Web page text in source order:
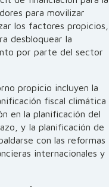
para movilizar
los factores propicios,
desbloquear la
por parte del sector
propicio incluyen la
fiscal climática
en la planificación del
y la planificación de
con las reformas
internacionales y